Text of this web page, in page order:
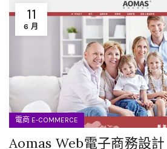
11
6 月
電商 E-COMMERCE
Aomas Web電子商務設計